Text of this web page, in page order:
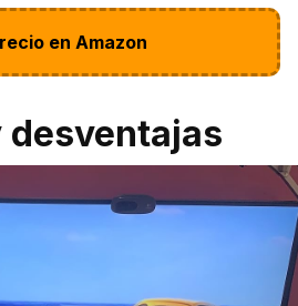
en Amazon
desventajas